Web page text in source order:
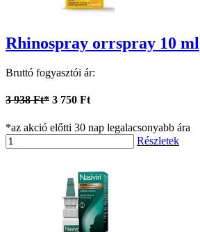
Rhinospray orrspray 10 ml
Bruttó fogyasztói ár:
3 938 Ft* 3 750 Ft
*az akció előtti 30 nap legalacsonyabb ára
Részletek